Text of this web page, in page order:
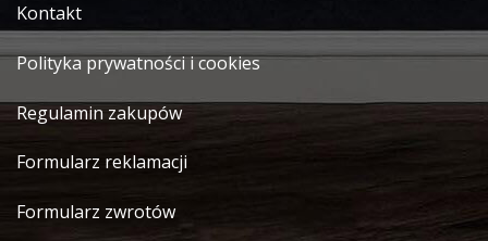
Kontakt
Polityka prywatności i cookies
Regulamin zakupów
Formularz reklamacji
Formularz zwrotów